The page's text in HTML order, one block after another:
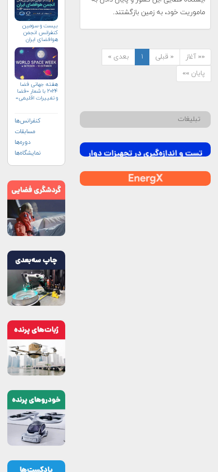
ماموریت خود، به زمین بازگشتند.
«« آغاز « قبلی ۱
بعدی »
پایان »»
تبلیغات
بیست و سومین
کنفرانس انجمن
هوافضای ايران
هفته جهانی فضا
۲۰۲۴ با شعار «فضا
و تغییرات اقلیمی»
کنفرانس‌ها
مسابقات
دوره‌ها
نمایشگاه‌ها